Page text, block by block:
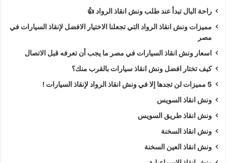
راحة البال تبدأ عند طلب ونش انقاذ الرواد 👍
مميزات ونش انقاذ الرواد التي تجعلنا الاختيار الافضل لإنقاذ السيارات في
مصر
اسعار ونش انقاذ السيارات في مصر ما يجب أن تعرفه قبل الاتصال
كيف تختار افضل ونش انقاذ سيارات بالقرب منك؟
5 مميزات لن تجدها إلا في ونش انقاذ الرواد لإنقاذ السيارات !
ونش انقاذ السويس
ونش انقاذ طريق السويس
ونش انقاذ السخنة
ونش انقاذ العين السخنة